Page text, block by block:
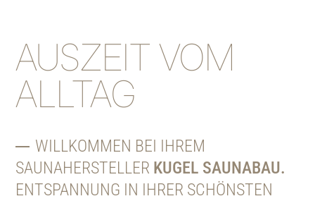
AUSZEIT VOM
ALLTAG
WILLKOMMEN BEI IHREM
SAUNAHERSTELLER KUGEL SAUNABAU.
ENTSPANNUNG IN IHRER SCHÖNSTEN